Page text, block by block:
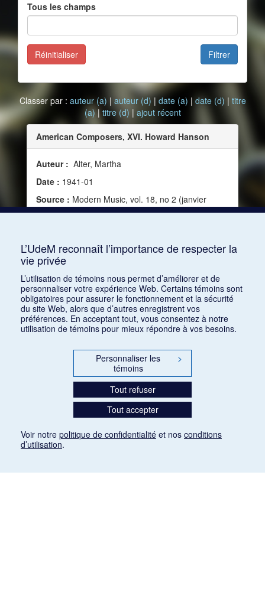
Tous les champs
Filtrer
Réinitialiser
Classer par : auteur (a) | auteur (d) | date (a) | date (d) | titre
(a)| titre (d) | ajout récent
American Composers, XVI. Howard Hanson
Auteur : Alter, Martha
Date : 1941-01
Source : Modern Music, vol. 18, no 2 (janvier
1941)
L’UdeM reconnaît l’importance de respecter la
vie privée
L’utilisation de témoins nous permet d’améliorer et de
personnaliser votre expérience Web. Certains témoins sont
obligatoires pour assurer le fonctionnement et la sécurité
du site Web, alors que d’autres enregistrent vos
préférences. En acceptant tout, vous consentez à notre
utilisation de témoins pour mieux répondre à vos besoins.
Personnaliser les
témoins
>
Tout refuser
Tout accepter
Voir notre politique de confidentialité et nos conditions
d’utilisation.